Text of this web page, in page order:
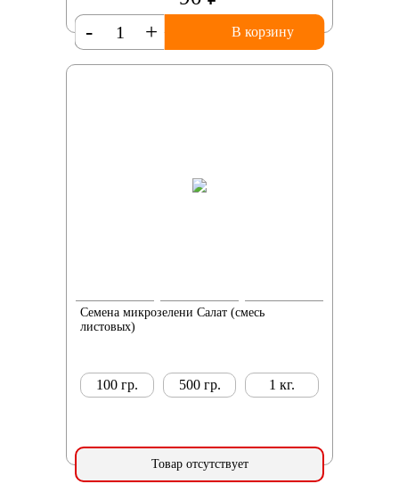
+
- В корзину
Семена микрозелени Салат (смесь
листовых)
100 гр. 500 гр. 1 кг.
Товар отсутствует